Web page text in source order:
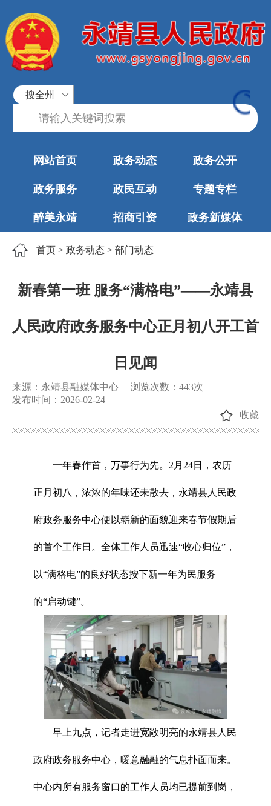
搜全州
网站首页 政务动态 政务公开
政务服务 政民互动 专题专栏
醉美永靖 招商引资 政务新媒体
首页 > 政务动态 > 部门动态
新春第一班 服务“满格电”——永靖县
人民政府政务服务中心正月初八开工首
日见闻
来源：永靖县融媒体中心 浏览次数： 443次
发布时间：2026-02-24
收藏
一年春作首，万事行为先。2月24日，农历
正月初八，浓浓的年味还未散去，永靖县人民政
府政务服务中心便以崭新的面貌迎来春节假期后
的首个工作日。全体工作人员迅速“收心归位”，
以“满格电”的良好状态按下新一年为民服务
的“启动键”。
早上九点，记者走进宽敞明亮的永靖县人民
政府政务服务中心，暖意融融的气息扑面而来。
中心内所有服务窗口的工作人员均已提前到岗，